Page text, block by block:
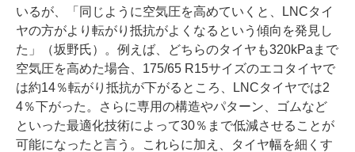
いるが、「同じように空気圧を高めていくと、LNCタイ
ヤの方がより転がり抵抗がよくなるという傾向を発見し
た」（坂野氏）。例えば、どちらのタイヤも320kPaまで
空気圧を高めた場合、175/65 R15サイズのエコタイヤで
は約14％転がり抵抗が下がるところ、LNCタイヤでは2
4％下がった。さらに専用の構造やパターン、ゴムなど
といった最適化技術によって30％まで低減させることが
可能になったと言う。これらに加え、タイヤ幅を細くす